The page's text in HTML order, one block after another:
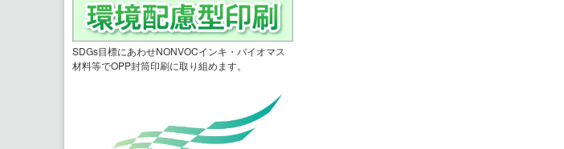
SDGs目標にあわせNONVOCインキ・バイオマス
材料等でOPP封筒印刷に取り組めます。